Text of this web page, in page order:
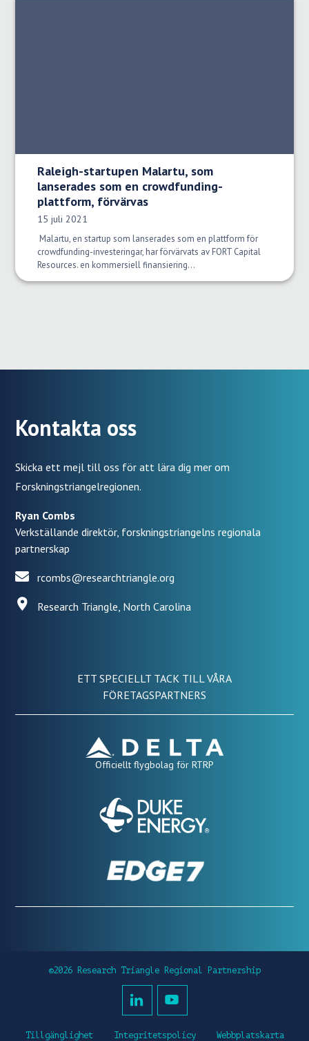
Raleigh-startupen Malartu, som
lanserades som en crowdfunding-
plattform, förvärvas
Publiceringsdatum:
15 juli 2021
Malartu, en startup som lanserades som en plattform för
crowdfunding-investeringar, har förvärvats av FORT Capital
Resources. en kommersiell finansiering...
Kontakta oss
Skicka ett mejl till oss för att lära dig mer om
Forskningstriangelregionen.
Ryan Combs
Verkställande direktör, forskningstriangelns regionala
partnerskap
rcombs@researchtriangle.org
Research Triangle, North Carolina
ETT SPECIELLT TACK TILL VÅRA
FÖRETAGSPARTNERS
Officiellt flygbolag för RTRP
©2026 Research Triangle Regional Partnership
Tillgänglighet Integritetspolicy Webbplatskarta